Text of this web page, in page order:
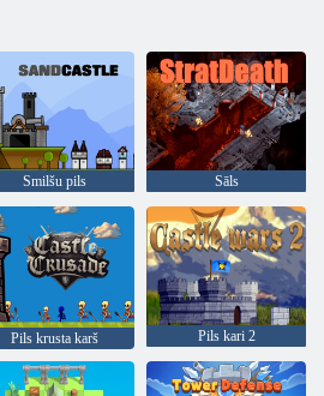
Smilšu pils Sāls
Pils krusta karš Pils kari 2